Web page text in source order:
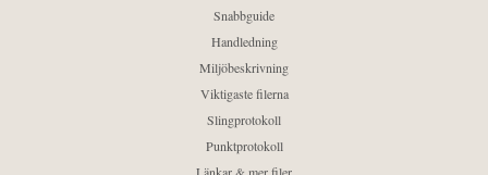
Snabbguide
Handledning
Miljöbeskrivning
Viktigaste filerna
Slingprotokoll
Punktprotokoll